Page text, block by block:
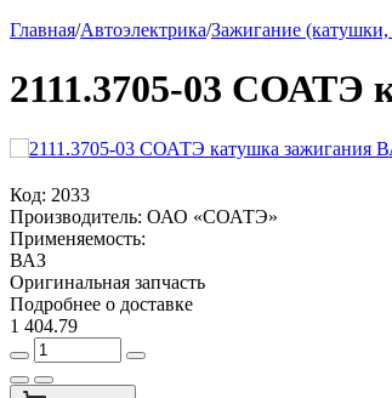
Главная/Автоэлектрика/Зажигание (катушки,
2111.3705-03 СОАТЭ
Код: 2033
Производитель: ОАО «СОАТЭ»
Применяемость:
ВАЗ
Оригинальная запчасть
Подробнее о доставке
1 404.79